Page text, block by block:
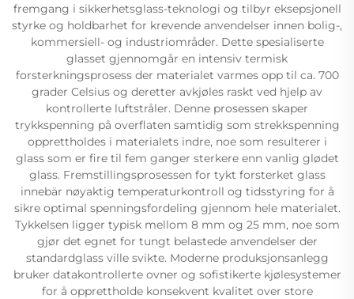
fremgang i sikkerhetsglass-teknologi og tilbyr eksepsjonell
styrke og holdbarhet for krevende anvendelser innen bolig-,
kommersiell- og industriområder. Dette spesialiserte
glasset gjennomgår en intensiv termisk
forsterkningsprosess der materialet varmes opp til ca. 700
grader Celsius og deretter avkjøles raskt ved hjelp av
kontrollerte luftstråler. Denne prosessen skaper
trykkspenning på overflaten samtidig som strekkspenning
opprettholdes i materialets indre, noe som resulterer i
glass som er fire til fem ganger sterkere enn vanlig glødet
glass. Fremstillingsprosessen for tykt forsterket glass
innebär nøyaktig temperaturkontroll og tidsstyring for å
sikre optimal spenningsfordeling gjennom hele materialet.
Tykkelsen ligger typisk mellom 8 mm og 25 mm, noe som
gjør det egnet for tungt belastede anvendelser der
standardglass ville svikte. Moderne produksjonsanlegg
bruker datakontrollerte ovner og sofistikerte kjølesystemer
for å opprettholde konsekvent kvalitet over store